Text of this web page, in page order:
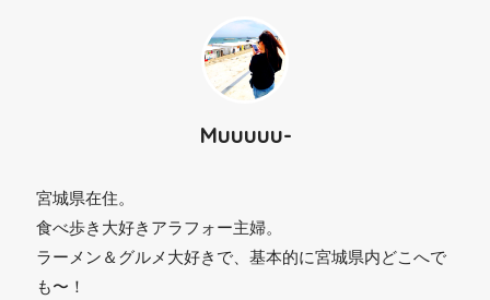
Muuuuu-
宮城県在住。
食べ歩き大好きアラフォー主婦。
ラーメン＆グルメ大好きで、基本的に宮城県内どこへで
も〜！